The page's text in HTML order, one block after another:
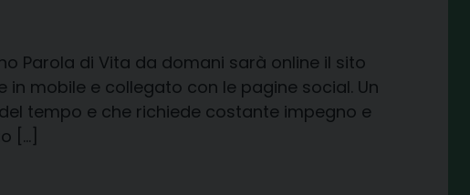
Parola di Vita da domani sarà online il sito
in mobile e collegato con le pagine social. Un
tempo e che richiede costante impegno e
[…]